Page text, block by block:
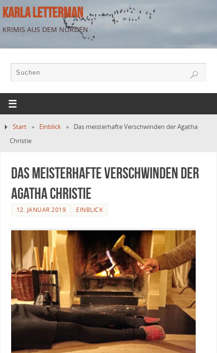
KARLA LETTERMAN
KRIMIS AUS DEM NORDEN
Start » Einblick »
Das meisterhafte Verschwinden der Agatha
Christie
Das meisterhafte Verschwinden der
Agatha Christie
12. JANUAR 2019 EINBLICK